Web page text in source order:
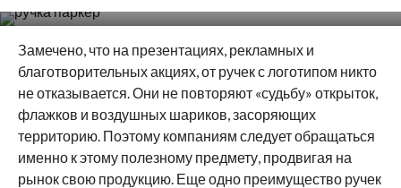
Замечено, что на презентациях, рекламных и
благотворительных акциях, от ручек с логотипом никто
не отказывается. Они не повторяют «судьбу» открыток,
флажков и воздушных шариков, засоряющих
территорию. Поэтому компаниям следует обращаться
именно к этому полезному предмету, продвигая на
рынок свою продукцию. Еще одно преимущество ручек